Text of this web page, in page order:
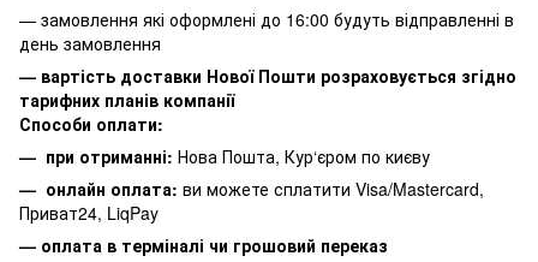
— замовлення які оформлені до 16:00 будуть відправленні в
день замовлення
— вартість доставки Нової Пошти розраховується згідно
тарифних планів компанії
Способи оплати:
— при отриманні: Нова Пошта, Кур‘єром по києву
— онлайн оплата: ви можете сплатити Visa/Mastercard,
Приват24, LiqPay
— оплата в терміналі чи грошовий переказ